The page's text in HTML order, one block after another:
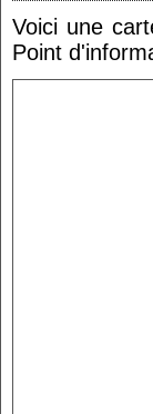
Voici une
Point